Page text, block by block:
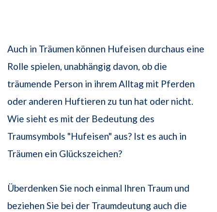
Auch in Träumen können Hufeisen durchaus eine
Rolle spielen, unabhängig davon, ob die
träumende Person in ihrem Alltag mit Pferden
oder anderen Huftieren zu tun hat oder nicht.
Wie sieht es mit der Bedeutung des
Traumsymbols "Hufeisen" aus? Ist es auch in
Träumen ein Glückszeichen?
Überdenken Sie noch einmal Ihren Traum und
beziehen Sie bei der Traumdeutung auch die